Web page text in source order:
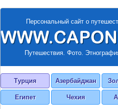
Персональный сайт о
Путешествия. Фото.
Турция Азербайджан
Египет Чехия